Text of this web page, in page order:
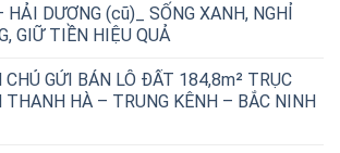
HẢI DƯƠNG (cũ)_ SỐNG XANH, NGHỈ
GIỮ TIỀN HIỆU QUẢ
CHỦ GỬI BÁN LÔ ĐẤT 184,8m² TRỤC
THANH HÀ – TRUNG KÊNH – BẮC NINH